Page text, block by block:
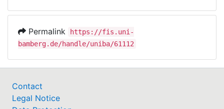
Permalink
https://fis.uni-
bamberg.de/handle/uniba/61112
Contact
Legal Notice